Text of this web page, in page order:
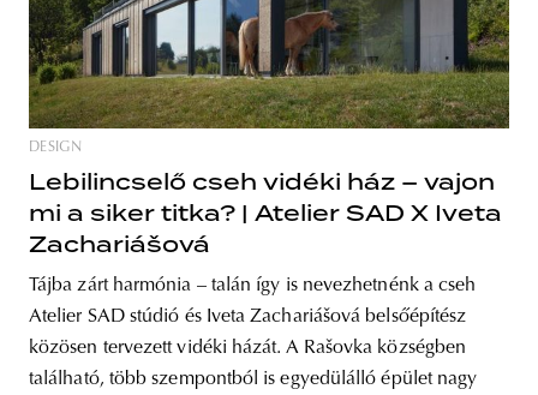
budapest poland branding
DESIGN
Lebilincselő cseh vidéki ház – vajon
mi a siker titka? | Atelier SAD X Iveta
Zachariášová
Tájba zárt harmónia – talán így is nevezhetnénk a cseh
Atelier SAD stúdió és Iveta Zachariášová belsőépítész
közösen tervezett vidéki házát. A Rašovka községben
található, több szempontból is egyedülálló épület nagy